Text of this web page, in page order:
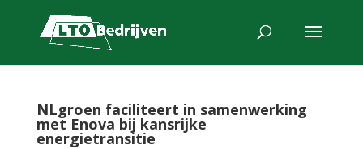
NLgroen faciliteert in samenwerking
met Enova bij kansrijke
energietransitie